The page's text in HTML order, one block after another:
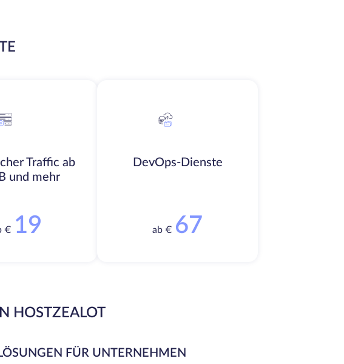
Traffic ab
und mehr
€ 19
DevOps-Dienste
ab € 67
HOSTZEALOT
LÖSUNGEN FÜR UNTERNEHMEN